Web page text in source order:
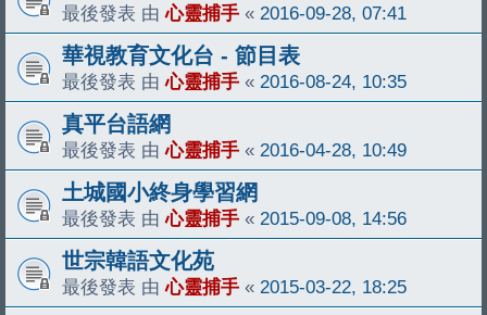
最後發表 由心靈捕手 « 2016-09-28, 07:41
華視教育文化台 - 節目表
最後發表 由心靈捕手 « 2016-08-24, 10:35
真平台語網
最後發表 由心靈捕手 « 2016-04-28, 10:49
土城國小終身學習網
最後發表 由心靈捕手 « 2015-09-08, 14:56
世宗韓語文化苑
最後發表 由心靈捕手 « 2015-03-22, 18:25